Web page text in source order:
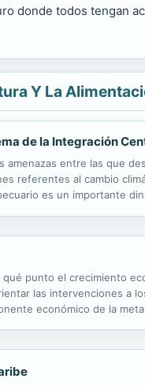
donde todos tengan
Y La
de la Integración
amenazas entre las que
referentes al cambio
es un importante
punto el crecimiento
las intervenciones a
económico de la